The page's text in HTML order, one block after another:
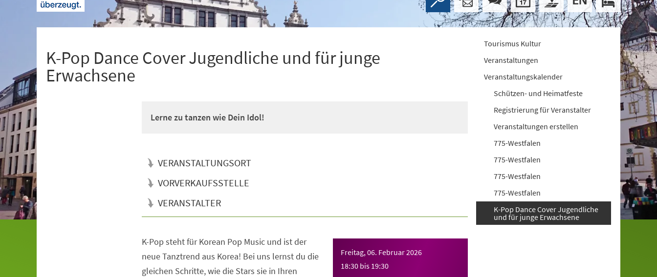
K-Pop Dance Cover Jugendliche und für junge
Erwachsene
Lerne zu tanzen wie Dein Idol!
VERANSTALTUNGSORT
VORVERKAUFSSTELLE
VERANSTALTER
Freitag, 06. Februar 2026
18:30 bis 19:30
K-Pop steht für Korean Pop Music und ist der
neue Tanztrend aus Korea! Bei uns lernst du die
gleichen Schritte, wie die Stars sie in Ihren
Tourismus Kultur
Veranstaltungen
Veranstaltungskalender
Schützen- und Heimatfeste
Registrierung für Veranstalter
Veranstaltungen erstellen
775-Westfalen
775-Westfalen
775-Westfalen
775-Westfalen
K-Pop Dance Cover Jugendliche
und für junge Erwachsene